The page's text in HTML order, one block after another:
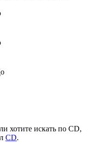
хотите искать по CD,
CD.